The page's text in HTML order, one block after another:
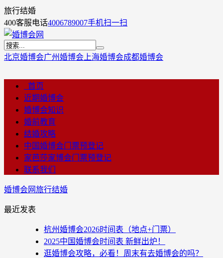
旅行结婚
400客服电话4006789007手机扫一扫
北京婚博会广州婚博会 上海婚博会成都婚博会
首页
近期婚博会
婚博会知识
婚前教育
结婚攻略
中国婚博会门票预登记
家芭莎家博会门票预登记
联系我们
婚博会网旅行结婚
最近发表
杭州婚博会2026时间表（地点+门票）
2025中国婚博会时间表 新鲜出炉！
逛婚博会攻略，必看！周末有去婚博会的吗？